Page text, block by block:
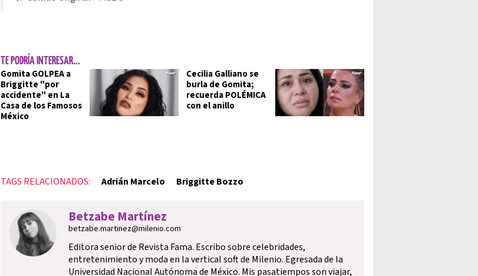
TE PODRÍA INTERESAR...
Gomita GOLPEA a
Briggitte "por
accidente" en La
Casa de los Famosos
México
Cecilia Galliano se
burla de Gomita;
recuerda POLÉMICA
con el anillo
TAGS RELACIONADOS: Adrián Marcelo Briggitte Bozzo
Betzabe Martínez
betzabe.martinez@milenio.com
Editora senior de Revista Fama. Escribo sobre celebridades,
entretenimiento y moda en la vertical soft de Milenio. Egresada de la
Universidad Nacional Autónoma de México. Mis pasatiempos son viajar,